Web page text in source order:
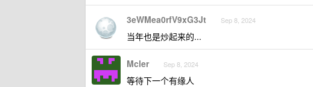
3eWMea0rfV9xG3Jt Sep 8, 2024
当年也是炒起来的...
Mcler Sep 8, 2024
等待下一个有缘人